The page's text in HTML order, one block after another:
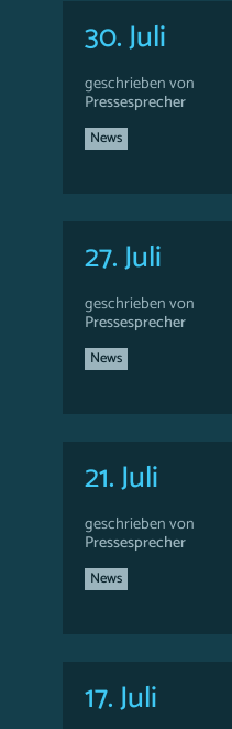
30. Juli
geschrieben von
Pressesprecher
News
27. Juli
geschrieben von
Pressesprecher
News
21. Juli
geschrieben von
Pressesprecher
News
17. Juli